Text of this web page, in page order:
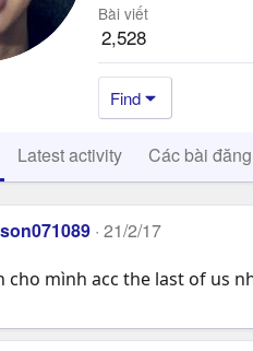
Bài viết
2,528
Find
Latest activity Các bài đăng
21/2/17
cho mình acc the last of us